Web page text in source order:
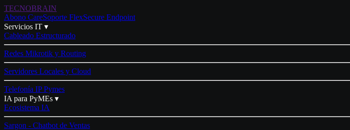
TECNOBRAIN
Abono CareSoporte FlexSecure Endpoint
Servicios IT ▾
Cableado Estructurado
Redes Mikrotik y Routing
Servidores Locales y Cloud
Telefonía IP Pymes
IA para PyMEs ▾
Ecosistema IA
Sargon - Chatbot de Ventas